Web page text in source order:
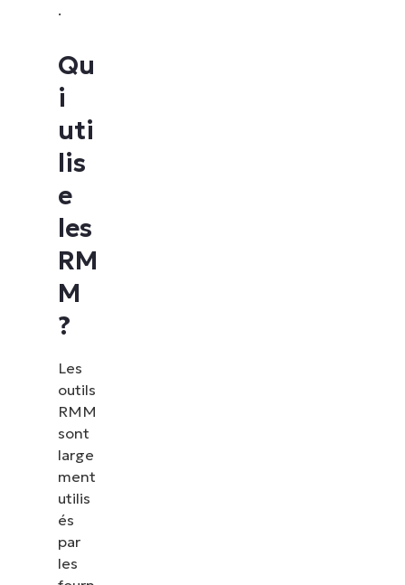
.
Qu
i
uti
lis
e
les
RM
M
?
Les
outils
RMM
sont
large
ment
utilis
és
par
les